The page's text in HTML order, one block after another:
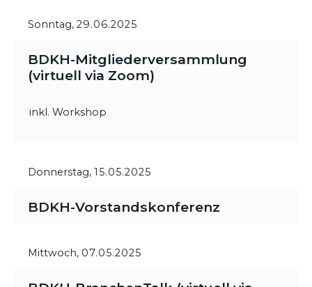
Sonntag, 29.06.2025
BDKH-Mitgliederversammlung
(virtuell via Zoom)
inkl. Workshop
Donnerstag, 15.05.2025
BDKH-Vorstandskonferenz
Mittwoch, 07.05.2025